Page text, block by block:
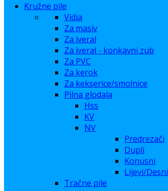
Kružne pile
Vidia
Za masiv
Za iveral
Za iveral - konkavni zub
Za PVC
Za kerok
Za kekserice/smolnice
Pilna glodala
Hss
KV
NV
Predrezači
Dupli
Konusni
Lijevi/Desni
Tračne pile